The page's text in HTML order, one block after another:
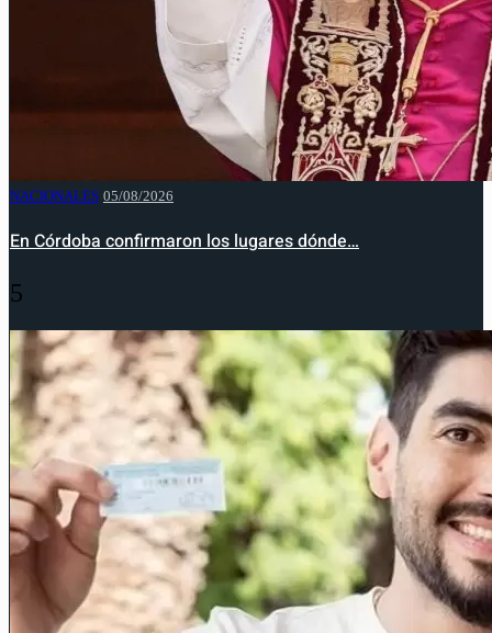
NACIONALES 05/08/2026
En Córdoba confirmaron los lugares dónde…
5